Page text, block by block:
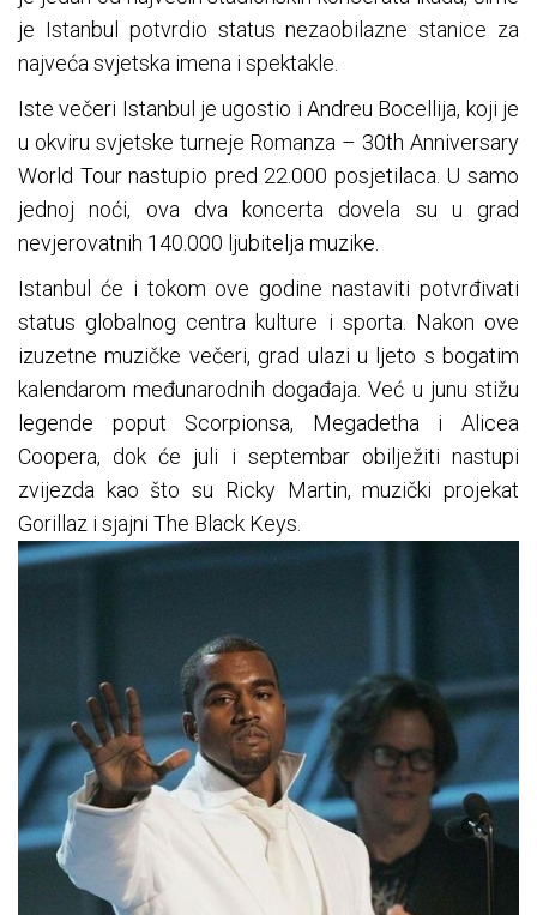
je Istanbul potvrdio status nezaobilazne stanice za
najveća svjetska imena i spektakle.
Iste večeri Istanbul je ugostio i Andreu Bocellija, koji je
u okviru svjetske turneje Romanza – 30th Anniversary
World Tour nastupio pred 22.000 posjetilaca. U samo
jednoj noći, ova dva koncerta dovela su u grad
nevjerovatnih 140.000 ljubitelja muzike.
Istanbul će i tokom ove godine nastaviti potvrđivati
status globalnog centra kulture i sporta. Nakon ove
izuzetne muzičke večeri, grad ulazi u ljeto s bogatim
kalendarom međunarodnih događaja. Već u junu stižu
legende poput Scorpionsa, Megadetha i Alicea
Coopera, dok će juli i septembar obilježiti nastupi
zvijezda kao što su Ricky Martin, muzički projekat
Gorillaz i sjajni The Black Keys.